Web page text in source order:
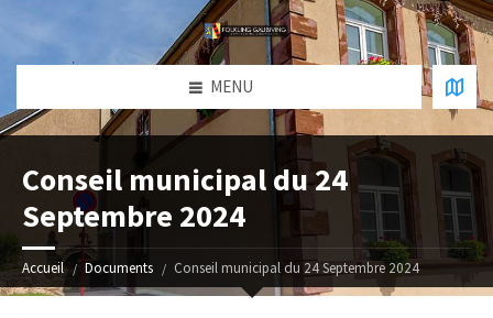
MENU
Conseil municipal du 24
Septembre 2024
Accueil Documents Conseil municipal du 24 Septembre 2024